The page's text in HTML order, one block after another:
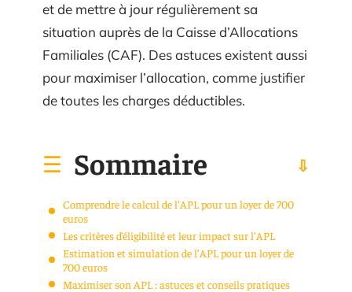
et de mettre à jour régulièrement sa
situation auprès de la Caisse d’Allocations
Familiales (CAF). Des astuces existent aussi
pour maximiser l’allocation, comme justifier
de toutes les charges déductibles.
Sommaire
Comprendre le calcul de l’APL pour un loyer de 700
euros
Les critères d’éligibilité et leur impact sur l’APL
Estimation et simulation de l’APL pour un loyer de
700 euros
Maximiser son APL : astuces et conseils pratiques